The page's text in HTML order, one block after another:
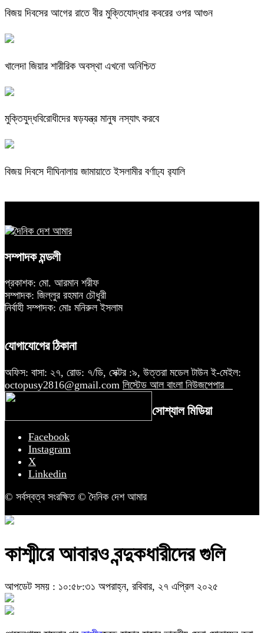
বিজয় দিবসের আগের রাতে বীর মুক্তিযোদ্ধার কবরের ওপর আগুন
খালেদা জিয়ার শারীরিক অবস্থা এখনো অনিশ্চিত
মুক্তিযুদ্ধবিরোধীদের ষড়যন্ত্র মানুষ নস্যাৎ করবে
বিজয় দিবসে দীঘিনালায় জামায়াতে ইসলামীর বর্ণাঢ্য র‍্যালি
সম্পাদক মন্ডলী
প্রকাশক: মো. আরমান শরীফ
সম্পাদক: জিল্লুর রহমান চৌধুরী
নির্বাহী সম্পাদক: মোঃ মনিরুল ইসলাম
যোগাযোগের ঠিকানা
অফিস: বাসা: ২৭, রোড: ৭/ডি, সেক্টর :৯, উত্তরা মডেল টাউন ই-মেইল:
octopusy2816@gmail.com লিস্টেড আল বাংলা নিউজপেপার
সোশ্যাল মিডিয়া
Facebook
Instagram
X
Linkedin
© সর্বস্বত্ব সংরক্ষিত © দৈনিক দেশ আমার
কাশ্মীরে আবারও বন্দুকধারীদের গুলি
আপডেট সময় : ১০:৫৮:৩১ অপরাহ্ন, রবিবার, ২৭ এপ্রিল ২০২৫